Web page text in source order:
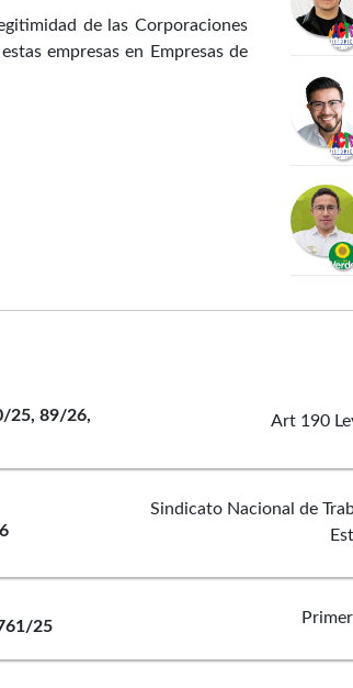
de las Corporaciones
empresas en Empresas de
25, 89/26,
Art 190
Sindicato Nacional de
25